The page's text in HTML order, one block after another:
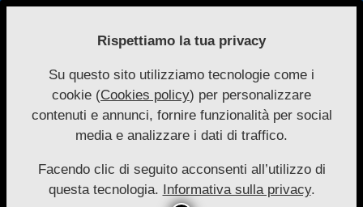
Skip
Nuove
Autonomie
Primary
Navigation
Menu
pubbliche nel sistema parlamentare
italiano: tra disfunzioni ed
Rispettiamo la tua privacy
Su questo sito utilizziamo tecnologie come i
cookie (Cookies policy) per personalizzare
contenuti e annunci, fornire funzionalità per social
media e analizzare i dati di traffico.
Facendo clic di seguito acconsenti all’utilizzo di
questa tecnologia. Informativa sulla privacy.